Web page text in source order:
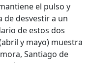
el pulso y
de desvestir a un
de estos dos
y mayo) muestra
Santiago de